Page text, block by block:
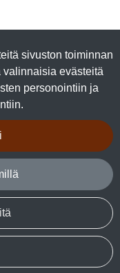
sivuston toiminnan
valinnaisia evästeitä
personointiin ja